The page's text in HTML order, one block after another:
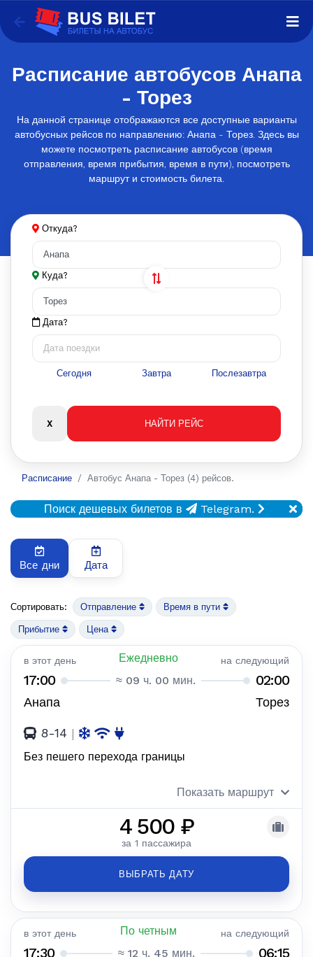
Расписание автобусов Анапа
- Торез
На данной странице отображаются все доступные варианты
автобусных рейсов по направлению: Анапа - Торез. Здесь вы
можете посмотреть расписание автобусов (время
отправления, время прибытия, время в пути), посмотреть
маршрут и стоимость билета.
Откуда?
Куда?
Дата?
Сегодня Завтра Послезавтра
Расписание Автобус Анапа - Торез (4) рейсов.
Поиск дешевых билетов в Telegram.
Все дни Дата
Сортировать: Отправление Время в пути
Прибытие Цена
в этот день Ежедневно на следующий
17:00 ≈ 09 ч. 00 мин. 02:00
Анапа Торез
8-14 |
Без пешего перехода границы
Показать маршрут
4 500 ₽
за 1 пассажира
ВЫБРАТЬ ДАТУ
в этот день По четным на следующий
17:30 ≈ 12 ч. 45 мин. 06:15